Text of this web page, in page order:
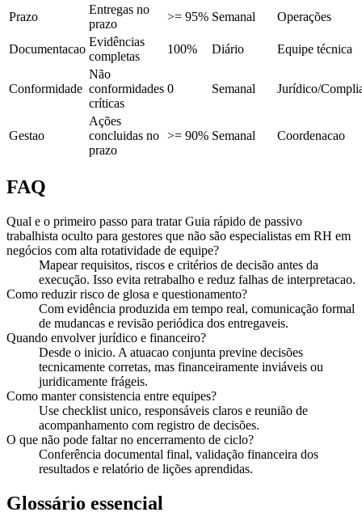
Prazo
Entregas no
prazo
>= 95% Semanal Operações
Documentacao
Evidências
completas
100% Diário Equipe técnica
Conformidade
Não
conformidades
críticas
0 Semanal Jurídico/
Gestao
Ações
concluidas no
prazo
>= 90% Semanal Coordenacao
FAQ
Qual e o primeiro passo para tratar Guia rápido de passivo
trabalhista oculto para gestores que não são especialistas em RH em
negócios com alta rotatividade de equipe?
Mapear requisitos, riscos e critérios de decisão antes da
execução. Isso evita retrabalho e reduz falhas de interpretacao.
Como reduzir risco de glosa e questionamento?
Com evidência produzida em tempo real, comunicação formal
de mudancas e revisão periódica dos entregaveis.
Quando envolver jurídico e financeiro?
Desde o inicio. A atuacao conjunta previne decisões
tecnicamente corretas, mas financeiramente inviáveis ou
juridicamente frágeis.
Como manter consistencia entre equipes?
Use checklist unico, responsáveis claros e reunião de
acompanhamento com registro de decisões.
O que não pode faltar no encerramento de ciclo?
Conferência documental final, validação financeira dos
resultados e relatório de lições aprendidas.
Glossário essencial